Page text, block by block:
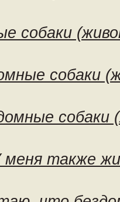
собаки
собаки
собаки
меня также